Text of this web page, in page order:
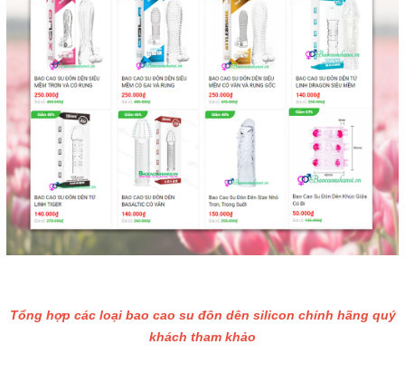
Tổng hợp các loại bao cao su đôn dên silicon chính hãng quý
khách tham khảo